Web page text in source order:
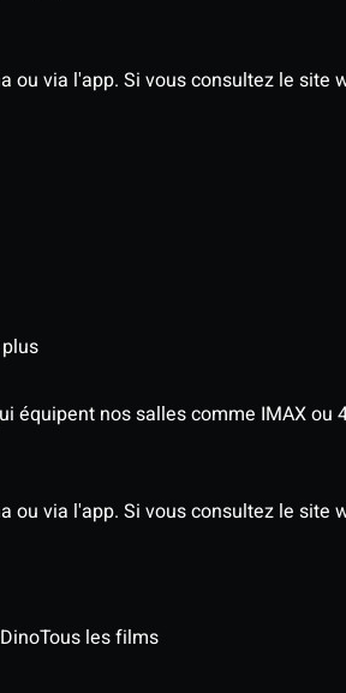
via l'app. Si vous consultez le site
nos salles comme IMAX ou
via l'app. Si vous consultez le site
Tous les films